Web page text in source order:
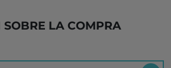
LA COMPRA